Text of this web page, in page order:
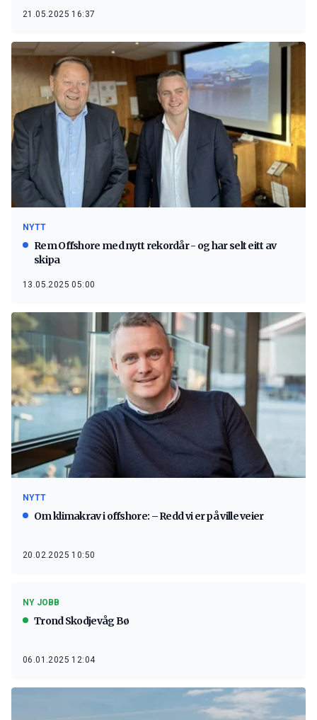
21.05.2025 16:37
NYTT
Rem Offshore med nytt rekordår - og har selt eitt av
skipa
13.05.2025 05:00
NYTT
Om klimakrav i offshore: – Redd vi er på ville veier
20.02.2025 10:50
NY JOBB
Trond Skodjevåg Bø
06.01.2025 12:04